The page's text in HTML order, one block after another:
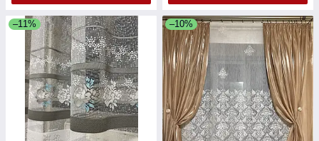
–11% –10%